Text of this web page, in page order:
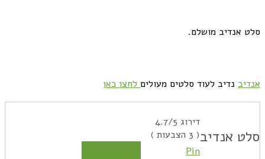
סלט אנדיב מושלם.
אנדיב נדיב לעוד סלטים מעולים לחצו כאן
סלט אנדיב
דירוג 4.7/5
(
3 הצבעות )
Pin